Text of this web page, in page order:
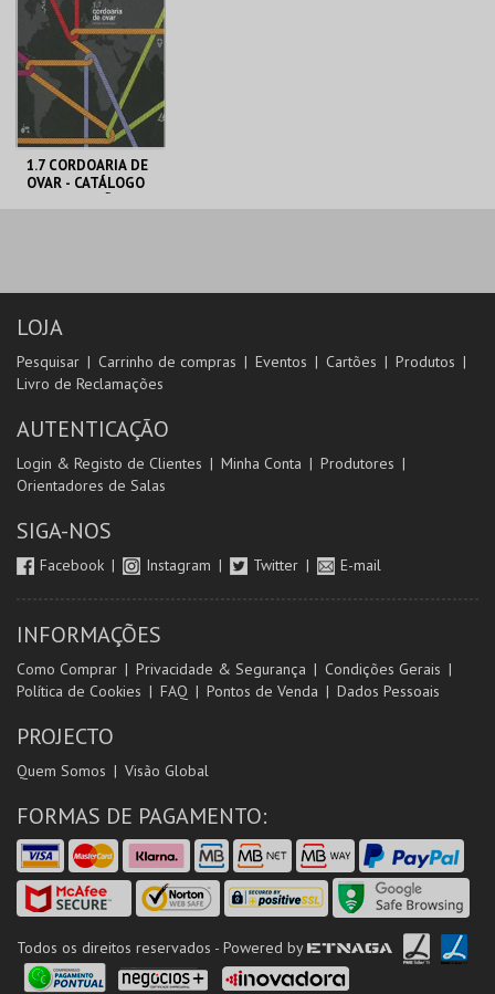
MAIS INFO
COMPRAR
1.7 CORDOARIA DE
OVAR - CATÁLOGO
COMPRAR
LOJA
Pesquisar Carrinho de compras Eventos Cartões
Produtos
Livro de Reclamações
AUTENTICAÇÃO
Login & Registo de Clientes Minha Conta
Produtores
Orientadores de Salas
SIGA-NOS
Facebook Instagram Twitter E-mail
INFORMAÇÕES
Como Comprar Privacidade & Segurança
Condições Gerais
Política de Cookies
FAQ Pontos de Venda Dados Pessoais
PROJECTO
Quem Somos Visão Global
FORMAS DE PAGAMENTO:
Todos os direitos reservados - Powered by ETNAGA